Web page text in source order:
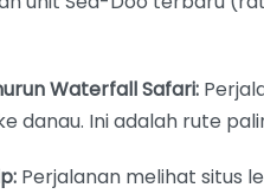
Waterfall Safari:
danau. Ini adalah rute
Perjalanan melihat situs